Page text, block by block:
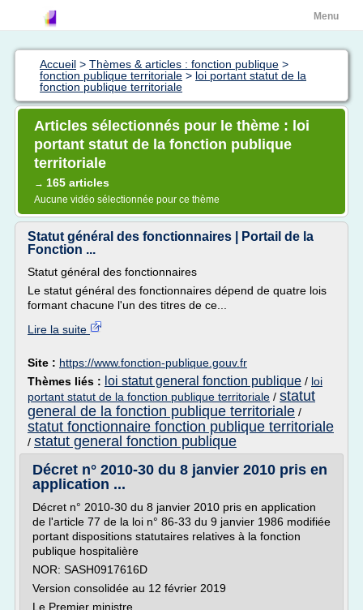
Menu
Accueil > Thèmes & articles : fonction publique >
fonction publique territoriale > loi portant statut de la
fonction publique territoriale
Articles sélectionnés pour le thème : loi
portant statut de la fonction publique
territoriale
→ 165 articles
Aucune vidéo sélectionnée pour ce thème
Statut général des fonctionnaires | Portail de la
Fonction ...
Statut général des fonctionnaires
Le statut général des fonctionnaires dépend de quatre lois
formant chacune l'un des titres de ce...
Lire la suite
Site : https://www.fonction-publique.gouv.fr
Thèmes liés : loi statut general fonction publique / loi
portant statut de la fonction publique territoriale / statut
general de la fonction publique territoriale /
statut fonctionnaire fonction publique territoriale
/ statut general fonction publique
Décret n° 2010-30 du 8 janvier 2010 pris en
application ...
Décret n° 2010-30 du 8 janvier 2010 pris en application
de l'article 77 de la loi n° 86-33 du 9 janvier 1986 modifiée
portant dispositions statutaires relatives à la fonction
publique hospitalière
NOR: SASH0917616D
Version consolidée au 12 février 2019
Le Premier ministre,